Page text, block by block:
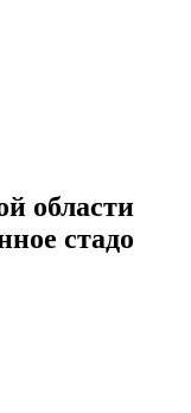
области
стадо